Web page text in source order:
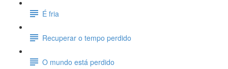
É fria
Recuperar o tempo perdido
O mundo está perdido